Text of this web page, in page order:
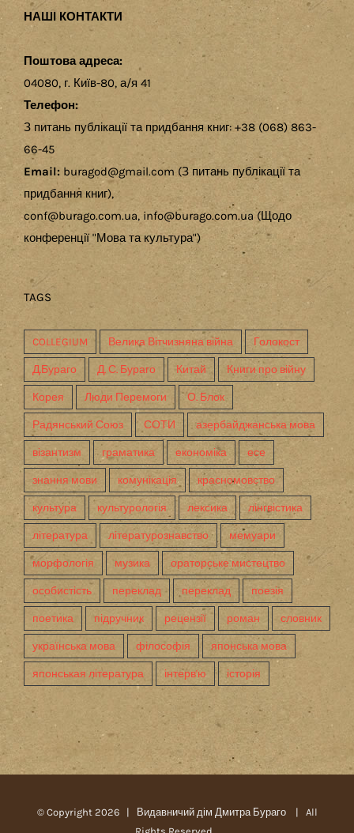
НАШІ КОНТАКТИ
Поштова адреса:
04080, г. Київ-80, а/я 41
Телефон:
З питань публікації та придбання книг: +38 (068) 863-
66-45
Email: buragod@gmail.com (З питань публікації та
придбання книг),
conf@burago.com.ua, info@burago.com.ua (Щодо
конференції "Мова та культура")
TAGS
COLLEGIUM Велика Вітчизняна війна Голокост
Д.Бураго Д. С. Бураго Китай Книги про війну
Корея Люди Перемоги О. Блок
Радянський Союз СОТИ азербайджанська мова
візантизм граматика економіка есе
знання мови комунікація красномовство
культура культурологія лексика лінгвістика
література літературознавство мемуари
морфологія музика ораторське мистецтво
особистість переклад переклад поезія
поетика підручник рецензії роман словник
українська мова філософія японська мова
японськая література інтерв'ю історія
© Copyright 2026 | Видавничий дім Дмитра Бураго
| All